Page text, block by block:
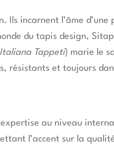
Ils incarnent l’âme
du tapis design,
Tappeti) marie le
résistants et toujours
au niveau
l’accent sur la